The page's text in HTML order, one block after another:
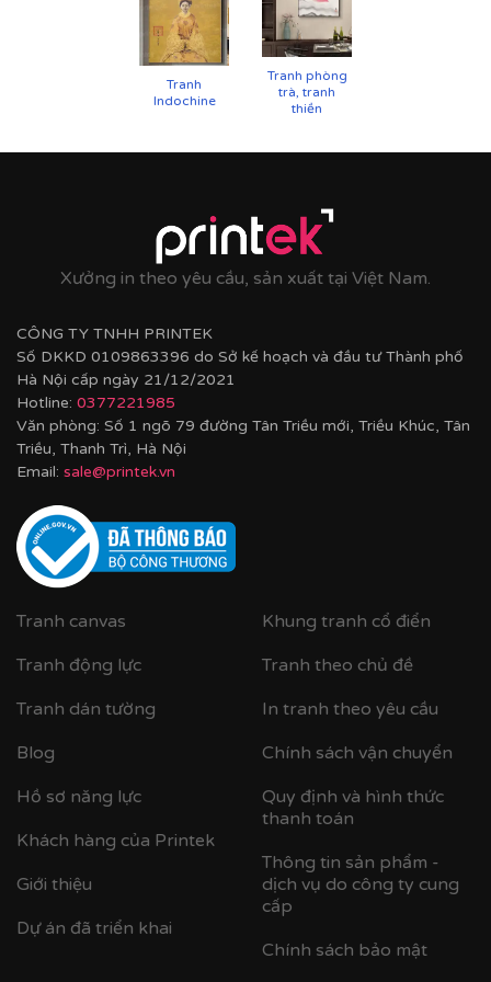
Cận cảnh tranh in trên chất liệu canvas công nghệ in
UV
Cận cảnh tranh in trên chất liệu canvas công nghệ in
Chất liệu khung bền bỉ
Tranh được căng lên khung thông đã qua xử lý
chống cong vênh, ẩm mốc.
Hoàn thiện bằng khung bo viền chất liệu nhựa
composite cao cấp nâng tầm giá trị tranh.
Tranh
Indochine
Tranh phòng
trà, tranh
thiền
Xưởng in theo yêu cầu, sản xuất tại Việt Nam.
CÔNG TY TNHH PRINTEK
Số DKKD 0109863396 do Sở kế hoạch và đầu tư Thành phố
Hà Nội cấp ngày 21/12/2021
Hotline: 0377221985
Văn phòng: Số 1 ngõ 79 đường Tân Triều mới, Triều Khúc, Tân
Triều, Thanh Trì, Hà Nội
Email: sale@printek.vn
Tranh canvas
Tranh động lực
Tranh dán tường
Blog
Hồ sơ năng lực
Khách hàng của Printek
Giới thiệu
Dự án đã triển khai
Khung tranh cổ điển
Tranh theo chủ đề
In tranh theo yêu cầu
Chính sách vận chuyển
Quy định và hình thức
thanh toán
Thông tin sản phẩm -
dịch vụ do công ty cung
cấp
Chính sách bảo mật